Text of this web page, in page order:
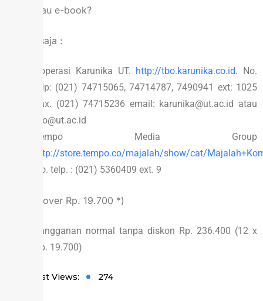
cetak atau e-book?
Kontak saja :
Koperasi Karunika UT. http://tbo.karunika.co.id. No.
telp: (021) 74715065, 74714787, 7490941 ext: 1025
Fax. (021) 74715236 email: karunika@ut.ac.id atau
tbo@ut.ac.id
Tempo Media Group
http://store.tempo.co/majalah/show/cat/
No. telp. : (021) 5360409 ext. 9
Harga Cover Rp. 19.700 *)
Langganan normal tanpa diskon Rp. 236.400 (12 x
Rp. 19.700)
Post Views: 274